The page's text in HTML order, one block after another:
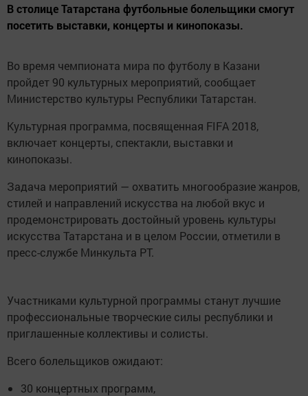
В столице Татарстана футбольные болельщики смогут
посетить выставки, концерты и кинопоказы.
Во время чемпионата мира по футболу в Казани
пройдет 90 культурных мероприятий, сообщает
Министерство культуры Республики Татарстан.
Культурная программа, посвященная FIFA 2018,
включает концерты, спектакли, выставки и
кинопоказы.
Задача мероприятий — охватить многообразие жанров,
стилей и направлений искусства на любой вкус и
продемонстрировать достойный уровень культуры
искусства Татарстана и в целом России, отметили в
пресс-службе Минкульта РТ.
Участниками культурной программы станут лучшие
профессиональные творческие силы республики и
приглашенные коллективы и солисты.
Всего болельщиков ожидают:
30 концертных программ,